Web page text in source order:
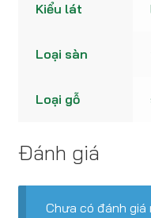
Kiểu lát
Loại sàn
Loại gỗ
Đánh giá
Chưa có đánh giá